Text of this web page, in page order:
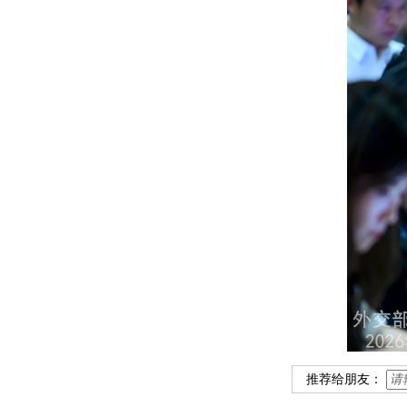
推荐给朋友：